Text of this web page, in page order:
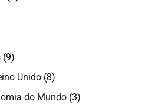
(9)
Unido (8)
do Mundo (3)